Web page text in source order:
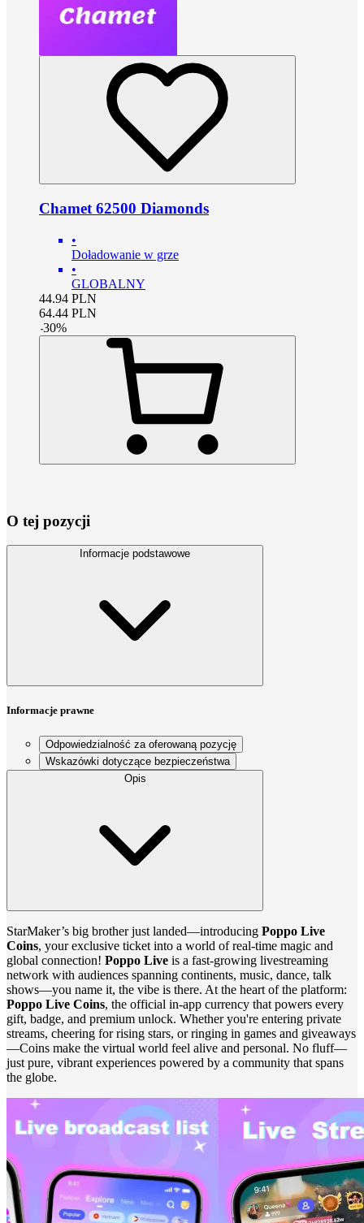
Chamet 62500 Diamonds
•
Doładowanie w grze
•
GLOBALNY
44.94 PLN
64.44 PLN
-30%
O tej pozycji
Informacje podstawowe
Informacje prawne
Odpowiedzialność za oferowaną pozycję
Wskazówki dotyczące bezpieczeństwa
Opis
StarMaker’s big brother just landed—introducing Poppo Live
Coins, your exclusive ticket into a world of real-time magic and
global connection! Poppo Live is a fast‑growing livestreaming
network with audiences spanning continents, music, dance, talk
shows—you name it, the vibe is there. At the heart of the platform:
Poppo Live Coins, the official in-app currency that powers every
gift, badge, and premium unlock. Whether you're entering private
streams, cheering for rising stars, or ringing in games and giveaways
—Coins make the virtual world feel alive and personal. No fluff—
just pure, vibrant experiences powered by a community that spans
the globe.